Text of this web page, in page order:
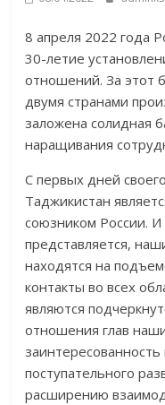
8 апреля 2022 года
30-летие
отношений. За этот
двумя странами
заложена солидная
наращивания
С первых дней
Таджикистан
союзником России. И
представляется,
находятся на
контакты во всех
являются
отношения глав
поступательного
расширению